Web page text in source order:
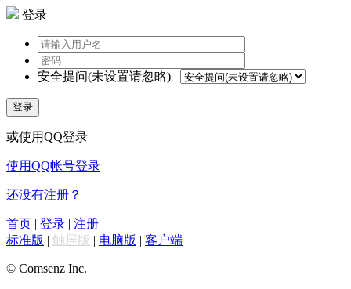
登录
安全提问(未设置请忽略)
登录
或使用QQ登录
使用QQ帐号登录
还没有注册？
首页 | 登录 | 注册
标准版 | 触屏版 | 电脑版 | 客户端
© Comsenz Inc.